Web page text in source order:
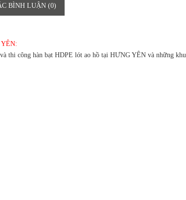
BÌNH LUẬN (0)
YÊN:
thi công hàn bạt HDPE lót ao hồ tại HƯNG YÊN và những